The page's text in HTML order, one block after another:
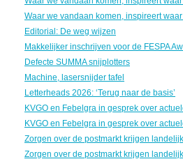
Editorial: De weg wijzen
Makkelijker inschrijven voor de FESPA
Defecte SUMMA snijplotters
Machine, lasersnijder tafel
Letterheads 2026: ‘Terug naar de basis’